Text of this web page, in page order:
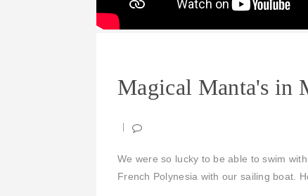
Magical Manta's in
We were so lucky to be able to swim
French Polynesia with our sailing boat.